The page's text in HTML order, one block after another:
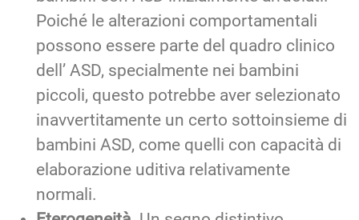
Poiché le alterazioni comportamentali
possono essere parte del quadro clinico
dell’ ASD, specialmente nei bambini
piccoli, questo potrebbe aver selezionato
inavvertitamente un certo sottoinsieme di
bambini ASD, come quelli con capacità di
elaborazione uditiva relativamente
normali.